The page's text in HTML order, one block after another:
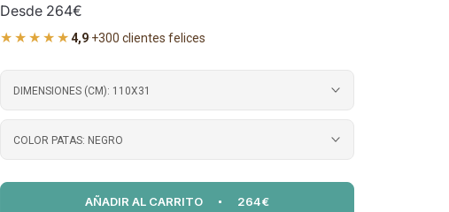
Desde 264€
★★★★★4,9·+300 clientes felices
DIMENSIONES (CM): 110X31
COLOR PATAS: NEGRO
AÑADIR AL CARRITO 264€